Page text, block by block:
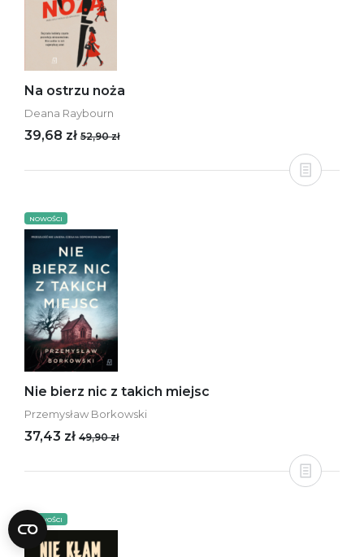
Na ostrzu noża
Deana Raybourn
39,68 zł 52,90 zł
NOWOŚCI
Nie bierz nic z takich miejsc
Przemysław Borkowski
37,43 zł 49,90 zł
NOWOŚCI